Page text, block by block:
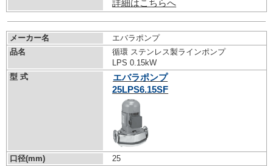
詳細はこちらへ
メーカー名
エバラポンプ
品名
循環 ステンレス製ラインポンプ
LPS 0.15kW
型 式
エバラポンプ
25LPS6.15SF
口径(mm)
25